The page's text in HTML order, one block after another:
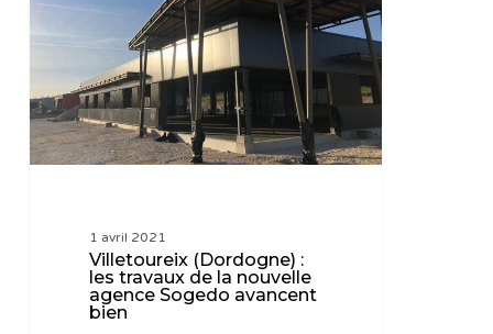
de
la
nouvelle
agence
1 avril 2021
Villetoureix (Dordogne) :
les travaux de la nouvelle
agence Sogedo avancent
bien